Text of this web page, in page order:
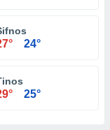
24°
25°